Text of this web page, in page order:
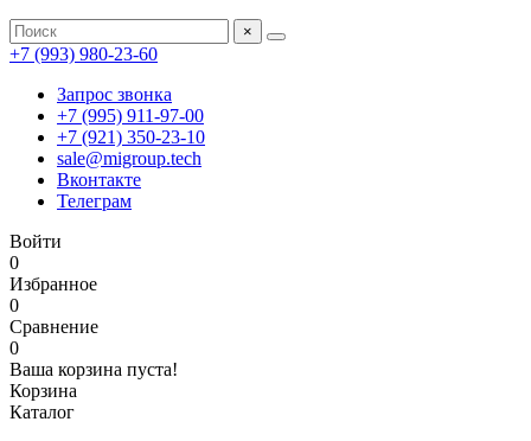
×
+7 (993) 980-23-60
Запрос звонка
+7 (995) 911-97-00
+7 (921) 350-23-10
sale@migroup.tech
Вконтакте
Телеграм
Войти
0
Избранное
0
Сравнение
0
Ваша корзина пуста!
Корзина
Каталог